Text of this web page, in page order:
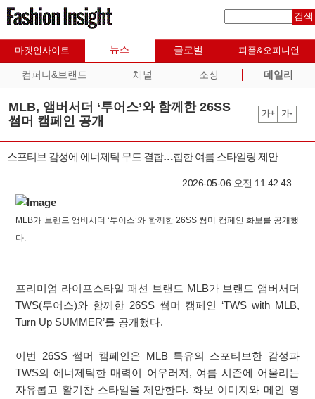
검색
마켓인사이트 뉴스 글로벌 피플&오피니언
컴퍼니&브랜드 채널 소싱 데일리
MLB, 앰버서더 ‘투어스’와 함께한 26SS
썸머 캠페인 공개
가+ 가-
스포티브 감성에 에너제틱 무드 결합…힙한 여름 스타일링 제안
2026-05-06 오전 11:42:43
MLB가 브랜드 앰버서더 ‘투어스’와 함께한 26SS 썸머 캠페인 화보를 공개했
다.
프리미엄 라이프스타일 패션 브랜드 MLB가 브랜드 앰버서더
TWS(투어스)와 함께한 26SS 썸머 캠페인 ‘TWS with MLB,
Turn Up SUMMER’를 공개했다.
이번 26SS 썸머 캠페인은 MLB 특유의 스포티브한 감성과
TWS의 에너제틱한 매력이 어우러져, 여름 시즌에 어울리는
자유롭고 활기찬 스타일을 제안한다. 화보 이미지와 메인 영